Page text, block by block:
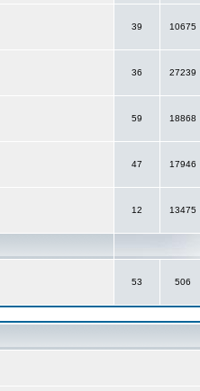
39 10675
36 27239
59 18868
47 17946
12 13475
53 506